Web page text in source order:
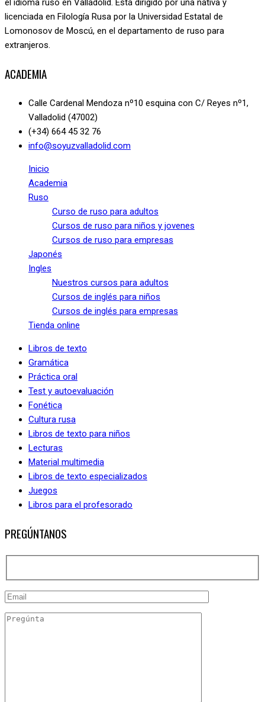
el idioma ruso en Valladolid. Está dirigido por una nativa y
licenciada en Filología Rusa por la Universidad Estatal de
Lomonosov de Moscú, en el departamento de ruso para
extranjeros.
ACADEMIA
Calle Cardenal Mendoza nº10 esquina con C/ Reyes nº1,
Valladolid (47002)
(+34) 664 45 32 76
info@soyuzvalladolid.com
Inicio
Academia
Ruso
Curso de ruso para adultos
Cursos de ruso para niños y jovenes
Cursos de ruso para empresas
Japonés
Ingles
Nuestros cursos para adultos
Cursos de inglés para niños
Cursos de inglés para empresas
Tienda online
Libros de texto
Gramática
Práctica oral
Test y autoevaluación
Fonética
Cultura rusa
Libros de texto para niños
Lecturas
Material multimedia
Libros de texto especializados
Juegos
Libros para el profesorado
PREGÚNTANOS